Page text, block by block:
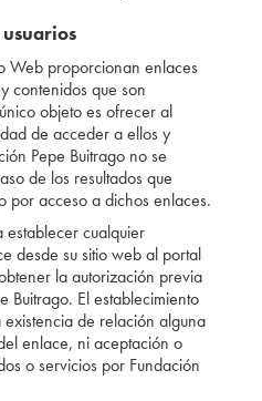
usuarios
Web proporcionan enlaces
contenidos que son
objeto es ofrecer al
de acceder a ellos y
Pepe Buitrago no se
de los resultados que
por acceso a dichos enlaces.
establecer cualquier
desde su sitio web al portal
la autorización previa
Buitrago. El establecimiento
de relación alguna
enlace, ni aceptación o
o servicios por Fundación